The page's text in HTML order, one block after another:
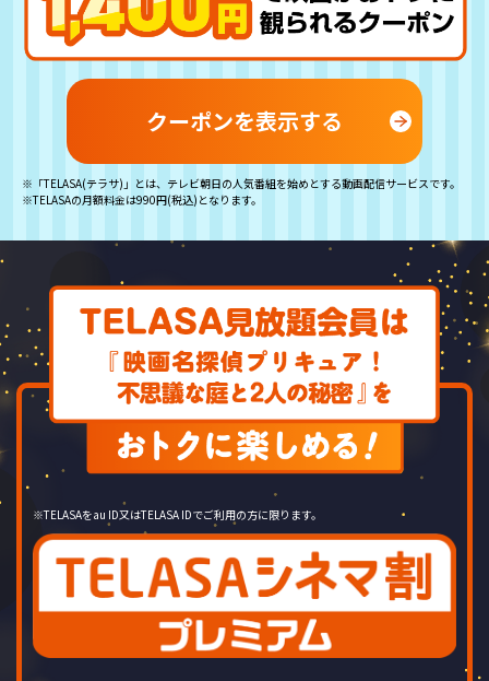
クーポンを表示する
※「TELASA(テラサ)」とは、テレビ朝日の人気番組を始めとする動画配信サービスです。
※TELASAの月額料金は990円(税込)となります。
※TELASAをau ID又はTELASA IDでご利用の方に限ります。